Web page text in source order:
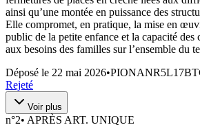
ainsi qu’une montée en puissance des
Elle compromet, en pratique, la mise en
public de la petite enfance et la capacité des
aux besoins des familles sur l’ensemble du
Déposé le 22 mai 2026•
Rejeté
Voir plus
n°2• APRÈS ART. UNIQUE